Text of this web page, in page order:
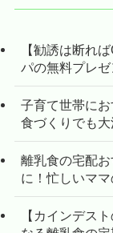
【勧誘は断れ
パの無料プレゼ
子育て世帯に
食づくりでも大
離乳食の宅配
に！忙しいママ
【カインデス